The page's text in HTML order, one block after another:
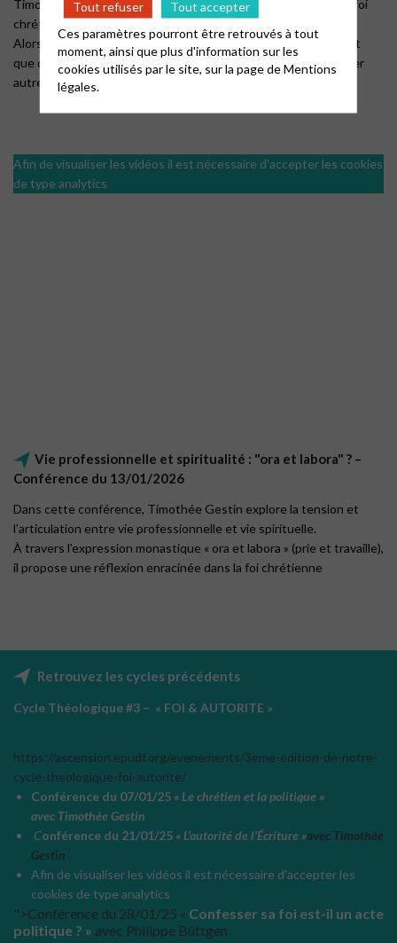
Timothée Gestin interroge le sens du travail à la lumière de la foi
chrétienne.
Alors que le travail peut être source d’accomplissement autant
que de souffrance, comment la foi peut-elle nous aider à penser
autrement notre rapport au travail ?
Afin de visualiser les vidéos il est nécessaire d'accepter les cookies
de type analytics
Vie professionnelle et spiritualité : "ora et labora" ? –
Conférence du 13/01/2026
Dans cette conférence, Timothée Gestin explore la tension et
l’articulation entre vie professionnelle et vie spirituelle.
À travers l’expression monastique « ora et labora » (prie et travaille),
il propose une réflexion enracinée dans la foi chrétienne
Retrouvez les cycles précédents
Cycle Théologique #3 – « FOI & AUTORITE »
https://ascension.epudf.org/evenements/3eme-edition-de-notre-
cycle-theologique-foi-autorite/
Conférence du 07/01/25 « Le chrétien et la politique »
avec Timothée Gestin
Conférence du 21/01/25 « L’autorité de l’Écriture »avec Timothée
Gestin
Afin de visualiser les vidéos il est nécessaire d'accepter les
cookies de type analytics
">Conférence du 28/01/25 « Confesser sa foi est-il un acte
politique ? » avec Philippe Büttgen
Tout refuser
Tout accepter
Ces paramètres pourront être retrouvés à tout
moment, ainsi que plus d'information sur les
cookies utilisés par le site, sur la page deMentions
légales.